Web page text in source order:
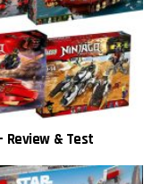
Review & Test